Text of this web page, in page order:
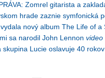
Zomrel gitarista a
hrade zaznie symfonická
nový album The Life of a
sa narodil John Lennon video
skupina Lucie oslavuje 40 rokov